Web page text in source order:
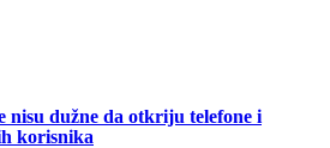
dužne da otkriju telefone i
korisnika